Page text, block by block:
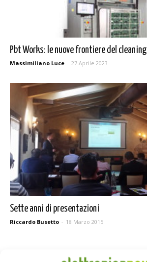
Pbt Works: le nuove frontiere del cleaning
Massimiliano Luce - 27 Aprile 2023
Sette anni di presentazioni
Riccardo Busetto - 18 Marzo 2015